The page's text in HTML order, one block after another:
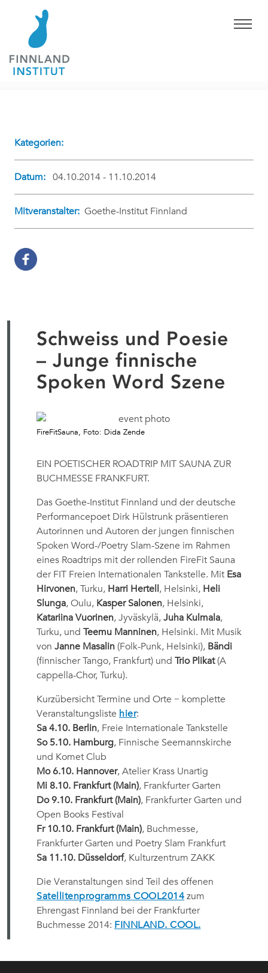
Kategorien:
Datum: 04.10.2014 - 11.10.2014
Mitveranstalter: Goethe-Institut Finnland
Schweiss und Poesie
– Junge finnische
Spoken Word Szene
FireFitSauna, Foto: Dida Zende
EIN POETISCHER ROADTRIP MIT SAUNA ZUR
BUCHMESSE FRANKFURT.
Das Goethe-Institut Finnland und der deutsche
Performancepoet Dirk Hülstrunk präsentieren
Autorinnen und Autoren der jungen finnischen
Spoken Word-/Poetry Slam-Szene im Rahmen
eines Roadtrips mit der rollenden FireFit Sauna
der FIT Freien Internationalen Tankstelle. Mit Esa
Hirvonen, Turku, Harri Hertell, Helsinki, Heli
Slunga, Oulu, Kasper Salonen, Helsinki,
Katariina Vuorinen, Jyväskylä, Juha Kulmala,
Turku, und Teemu Manninen, Helsinki. Mit Musik
von Janne Masalin (Folk-Punk, Helsinki), Bändi
(finnischer Tango, Frankfurt) und Trio Plikat(A
cappella-Chor, Turku).
Kurzübersicht Termine und Orte − komplette
Veranstaltungsliste hier:
Sa 4.10. Berlin, Freie Internationale Tankstelle
So 5.10. Hamburg, Finnische Seemannskirche
und Komet Club
Mo 6.10. Hannover, Atelier Krass Unartig
Mi 8.10. Frankfurt (Main), Frankfurter Garten
Do 9.10. Frankfurt (Main), Frankfurter Garten und
Open Books Festival
Fr 10.10. Frankfurt (Main), Buchmesse,
Frankfurter Garten und Poetry Slam Frankfurt
Sa 11.10. Düsseldorf, Kulturzentrum ZAKK
Die Veranstaltungen sind Teil des offenen
Satellitenprogramms COOL2014 zum
Ehrengast Finnland bei der Frankfurter
Buchmesse 2014: FINNLAND. COOL.